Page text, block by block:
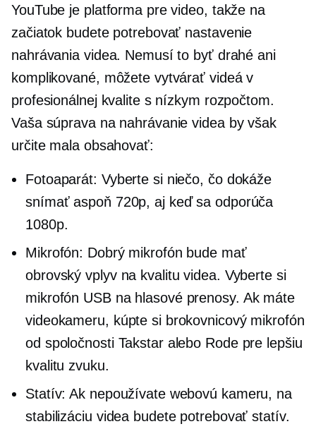
YouTube je platforma pre video, takže na
začiatok budete potrebovať nastavenie
nahrávania videa. Nemusí to byť drahé ani
komplikované, môžete vytvárať videá v
profesionálnej kvalite s nízkym rozpočtom.
Vaša súprava na nahrávanie videa by však
určite mala obsahovať:
Fotoaparát: Vyberte si niečo, čo dokáže
snímať aspoň 720p, aj keď sa odporúča
1080p.
Mikrofón: Dobrý mikrofón bude mať
obrovský vplyv na kvalitu videa. Vyberte si
mikrofón USB na hlasové prenosy. Ak máte
videokameru, kúpte si brokovnicový mikrofón
od spoločnosti Takstar alebo Rode pre lepšiu
kvalitu zvuku.
Statív: Ak nepoužívate webovú kameru, na
stabilizáciu videa budete potrebovať statív.